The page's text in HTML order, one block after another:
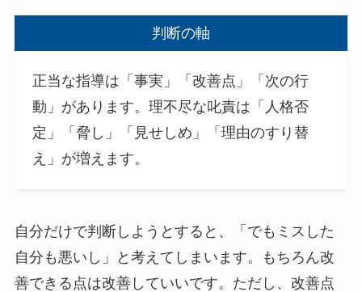
判断の軸
正当な指導は「事実」「改善点」「次の行
動」があります。理不尽な叱責は「人格否
定」「脅し」「見せしめ」「理由のすり替
え」が増えます。
自分だけで判断しようとすると、「でもミスした
自分も悪いし」と考えてしまいます。もちろん改
善できる点は改善していいです。ただし、改善点